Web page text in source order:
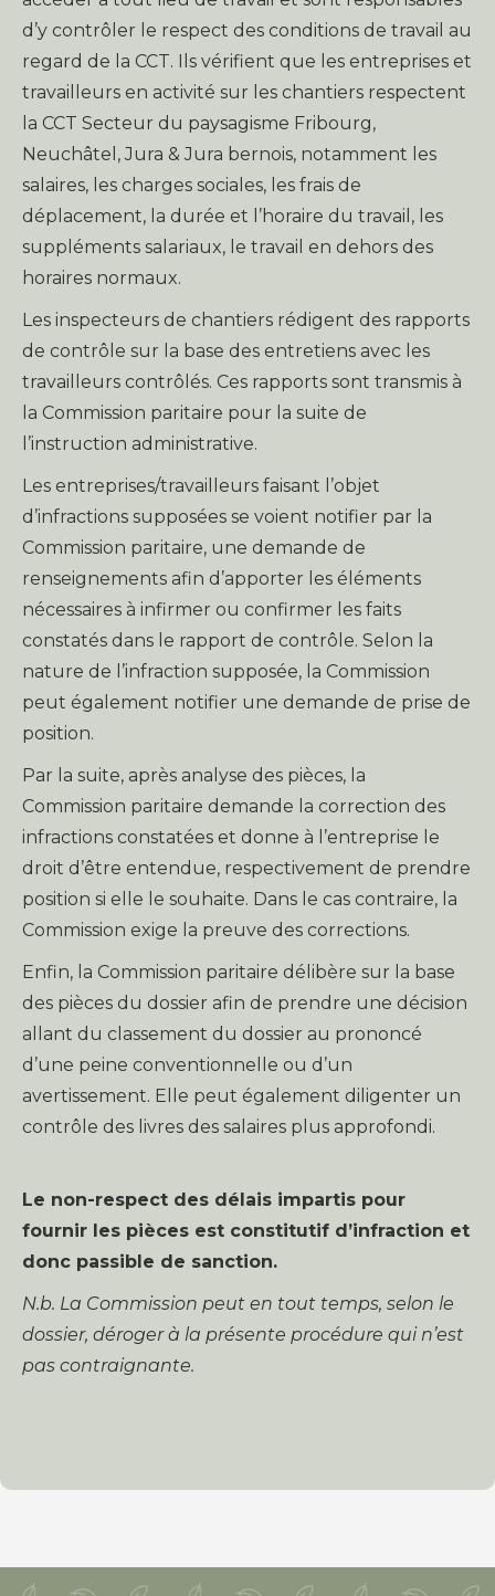
d’y contrôler le respect des conditions de travail au
regard de la CCT. Ils vérifient que les entreprises et
travailleurs en activité sur les chantiers respectent
la CCT Secteur du paysagisme Fribourg,
Neuchâtel, Jura & Jura bernois, notamment les
salaires, les charges sociales, les frais de
déplacement, la durée et l’horaire du travail, les
suppléments salariaux, le travail en dehors des
horaires normaux.
Les inspecteurs de chantiers rédigent des rapports
de contrôle sur la base des entretiens avec les
travailleurs contrôlés. Ces rapports sont transmis à
la Commission paritaire pour la suite de
l’instruction administrative.
Les entreprises/travailleurs faisant l’objet
d’infractions supposées se voient notifier par la
Commission paritaire, une demande de
renseignements afin d’apporter les éléments
nécessaires à infirmer ou confirmer les faits
constatés dans le rapport de contrôle. Selon la
nature de l’infraction supposée, la Commission
peut également notifier une demande de prise de
position.
Par la suite, après analyse des pièces, la
Commission paritaire demande la correction des
infractions constatées et donne à l’entreprise le
droit d’être entendue, respectivement de prendre
position si elle le souhaite. Dans le cas contraire, la
Commission exige la preuve des corrections.
Enfin, la Commission paritaire délibère sur la base
des pièces du dossier afin de prendre une décision
allant du classement du dossier au prononcé
d’une peine conventionnelle ou d’un
avertissement. Elle peut également diligenter un
contrôle des livres des salaires plus approfondi.
Le non-respect des délais impartis pour
fournir les pièces est constitutif d’infraction et
donc passible de sanction.
N.b. La Commission peut en tout temps, selon le
dossier, déroger à la présente procédure qui n’est
pas contraignante.